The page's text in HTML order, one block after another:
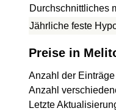
Durchschnittliches
Jährliche feste
Preise in
Anzahl der
Anzahl
Letzte